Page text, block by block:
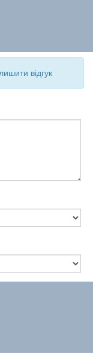
відгук